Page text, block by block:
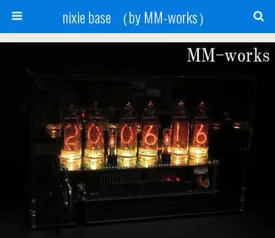
nixie base （by MM-works）